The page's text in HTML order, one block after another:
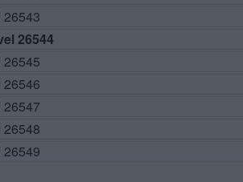
26544